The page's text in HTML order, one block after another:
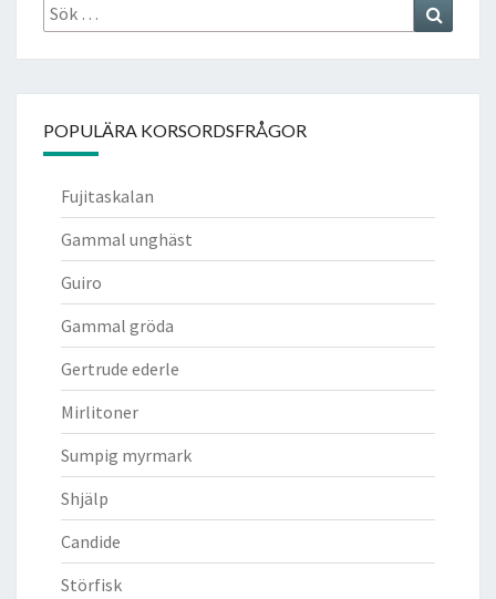
Sök
efter:
POPULÄRA KORSORDSFRÅGOR
Fujitaskalan
Gammal unghäst
Guiro
Gammal gröda
Gertrude ederle
Mirlitoner
Sumpig myrmark
Shjälp
Candide
Störfisk